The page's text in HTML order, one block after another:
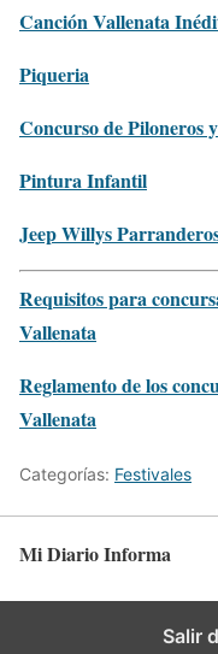
Canción Vallenata
Piqueria
Concurso de Piloneros
Pintura Infantil
Jeep Willys
Requisitos para
Vallenata
Reglamento de los
Vallenata
Categorías: Festivales
Mi Diario Informa
Salir